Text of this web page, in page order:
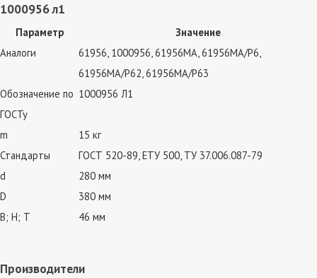
1000956 л1
Параметр
Значение
Аналоги
61956, 1000956, 61956MA, 61956MA/P6,
61956MA/P62, 61956MA/P63
Обозначение по
ГОСТу
1000956 Л1
m
15 кг
Стандарты
ГОСТ 520-89, ЕТУ 500, ТУ 37.006.087-79
d
280 мм
D
380 мм
В; Н; Т
46 мм
Производители